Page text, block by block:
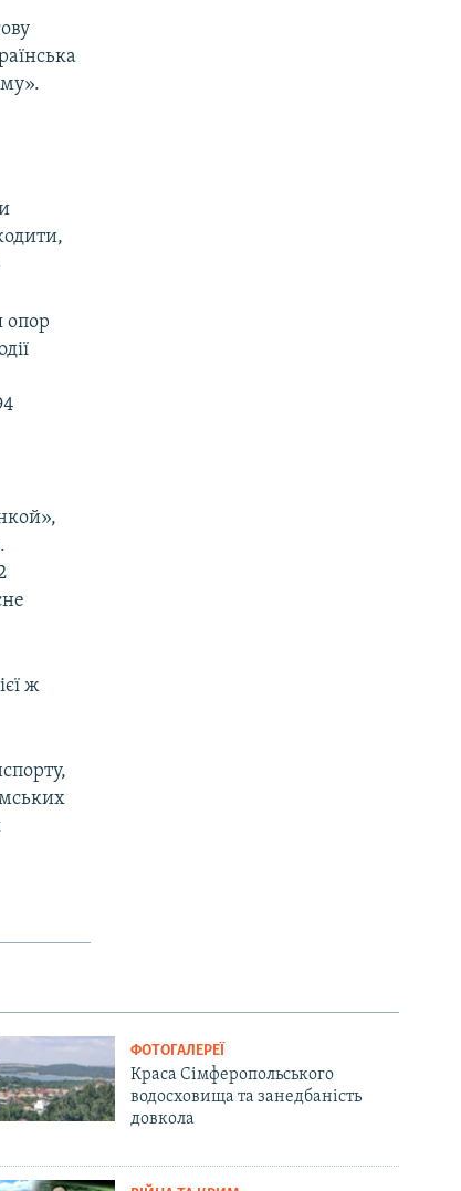
опор
ж
ФОТОГАЛЕРЕЇ
Краса Сімферопольського
водосховища та занедбаність
довкола